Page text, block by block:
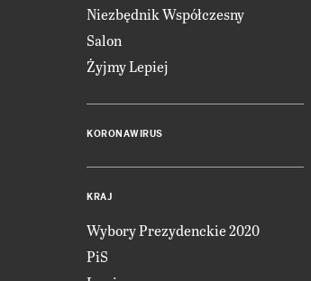
Niezbędnik Współczesny
Salon
Żyjmy Lepiej
KORONAWIRUS
KRAJ
Wybory Prezydenckie 2020
PiS